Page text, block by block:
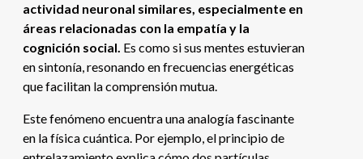
actividad neuronal similares, especialmente en
áreas relacionadas con la empatía y la
cognición social. Es como si sus mentes estuvieran
en sintonía, resonando en frecuencias energéticas
que facilitan la comprensión mutua.
Este fenómeno encuentra una analogía fascinante
en la física cuántica. Por ejemplo, el principio de